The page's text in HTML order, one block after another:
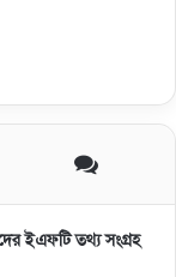
ইএফটি তথ্য সংগ্রহ